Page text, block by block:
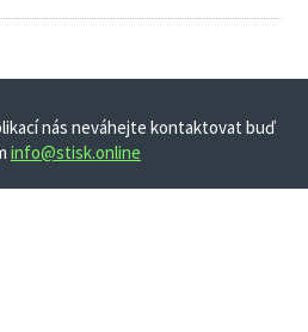
nás neváhejte kontaktovat buď
info@stisk.online